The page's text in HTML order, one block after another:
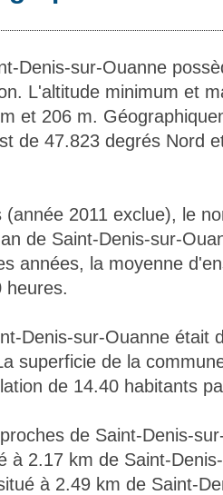
Denis-sur-Ouanne
L'altitude minimum et
et 206 m.
de 47.823 degrés Nord
(année 2011 exclue), le
de Saint-Denis-sur-
années, la moyenne
heures.
Denis-sur-Ouanne était
superficie de la
de 14.40 habitants
de Saint-Denis-
à 2.17 km de Saint-
à 2.49 km de Saint-